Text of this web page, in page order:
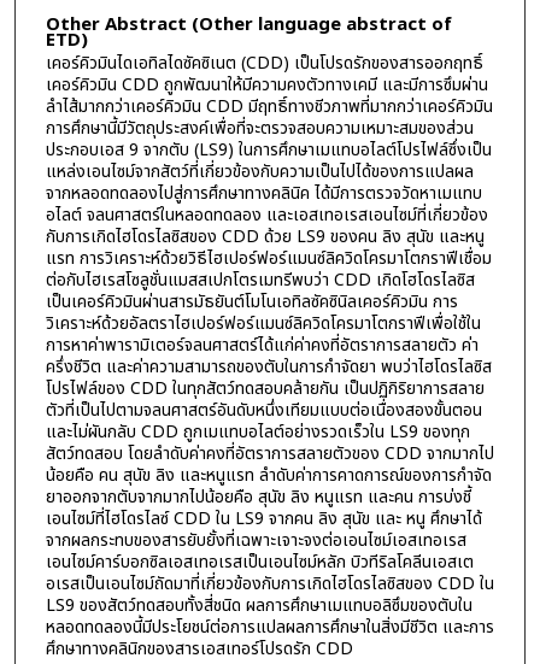
Other Abstract (Other language abstract of
ETD)
เคอร์คิวมินไดเอทิลไดซัคซิเนต (CDD) เป็นโปรดรักของสารออกฤทธิ์
เคอร์คิวมิน CDD ถูกพัฒนาให้มีความคงตัวทางเคมี และมีการซึมผ่าน
ลำไส้มากกว่าเคอร์คิวมิน CDD มีฤทธิ์ทางชีวภาพที่มากกว่าเคอร์คิวมิน
การศึกษานี้มีวัตถุประสงค์เพื่อที่จะตรวจสอบความเหมาะสมของส่วน
ประกอบเอส 9 จากตับ (LS9) ในการศึกษาเมแทบอไลต์โปรไฟล์ซึ่งเป็น
แหล่งเอนไซม์จากสัตว์ที่เกี่ยวข้องกับความเป็นไปได้ของการแปลผล
จากหลอดทดลองไปสู่การศึกษาทางคลินิค ได้มีการตรวจวัดหาเมแทบ
อไลต์ จลนศาสตร์ในหลอดทดลอง และเอสเทอเรสเอนไซม์ที่เกี่ยวข้อง
กับการเกิดไฮโดรไลซิสของ CDD ด้วย LS9 ของคน ลิง สุนัข และหนู
แรท การวิเคราะห์ด้วยวิธีไฮเปอร์ฟอร์แมนซ์ลิควิดโครมาโตกราฟีเชื่อม
ต่อกับไฮเรสโซลูชั่นแมสสเปกโตรเมทรีพบว่า CDD เกิดโฮโดรไลซิส
เป็นเคอร์คิวมินผ่านสารมัธยันต์โมโนเอทิลซัคซินิลเคอร์คิวมิน การ
วิเคราะห์ด้วยอัลตราไฮเปอร์ฟอร์แมนซ์ลิควิดโครมาโตกราฟีเพื่อใช้ใน
การหาค่าพารามิเตอร์จลนศาสตร์ได้แก่ค่าคงที่อัตราการสลายตัว ค่า
ครึ่งชีวิต และค่าความสามารถของตับในการกำจัดยา พบว่าไฮโดรไลซิส
โปรไฟล์ของ CDD ในทุกสัตว์ทดสอบคล้ายกัน เป็นปฏิกิริยาการสลาย
ตัวที่เป็นไปตามจลนศาสตร์อันดับหนึ่งเทียมแบบต่อเนื่องสองขั้นตอน
และไม่ผันกลับ CDD ถูกเมแทบอไลต์อย่างรวดเร็วใน LS9 ของทุก
สัตว์ทดสอบ โดยลำดับค่าคงที่อัตราการสลายตัวของ CDD จากมากไป
น้อยคือ คน สุนัข ลิง และหนูแรท ลำดับค่าการคาดการณ์ของการกำจัด
ยาออกจากตับจากมากไปน้อยคือ สุนัข ลิง หนูแรท และคน การบ่งชี้
เอนไซม์ที่ไฮโดรไลซ์ CDD ใน LS9 จากคน ลิง สุนัข และ หนู ศึกษาได้
จากผลกระทบของสารยับยั้งที่เฉพาะเจาะจงต่อเอนไซม์เอสเทอเรส
เอนไซม์คาร์บอกซิลเอสเทอเรสเป็นเอนไซม์หลัก บิวทีริลโคลีนเอสเต
อเรสเป็นเอนไซม์ถัดมาที่เกี่ยวข้องกับการเกิดไฮโดรไลซิสของ CDD ใน
LS9 ของสัตว์ทดสอบทั้งสี่ชนิด ผลการศึกษาเมแทบอลิซึมของตับใน
หลอดทดลองนี้มีประโยชน์ต่อการแปลผลการศึกษาในสิ่งมีชีวิต และการ
ศึกษาทางคลินิกของสารเอสเทอร์โปรดรัก CDD